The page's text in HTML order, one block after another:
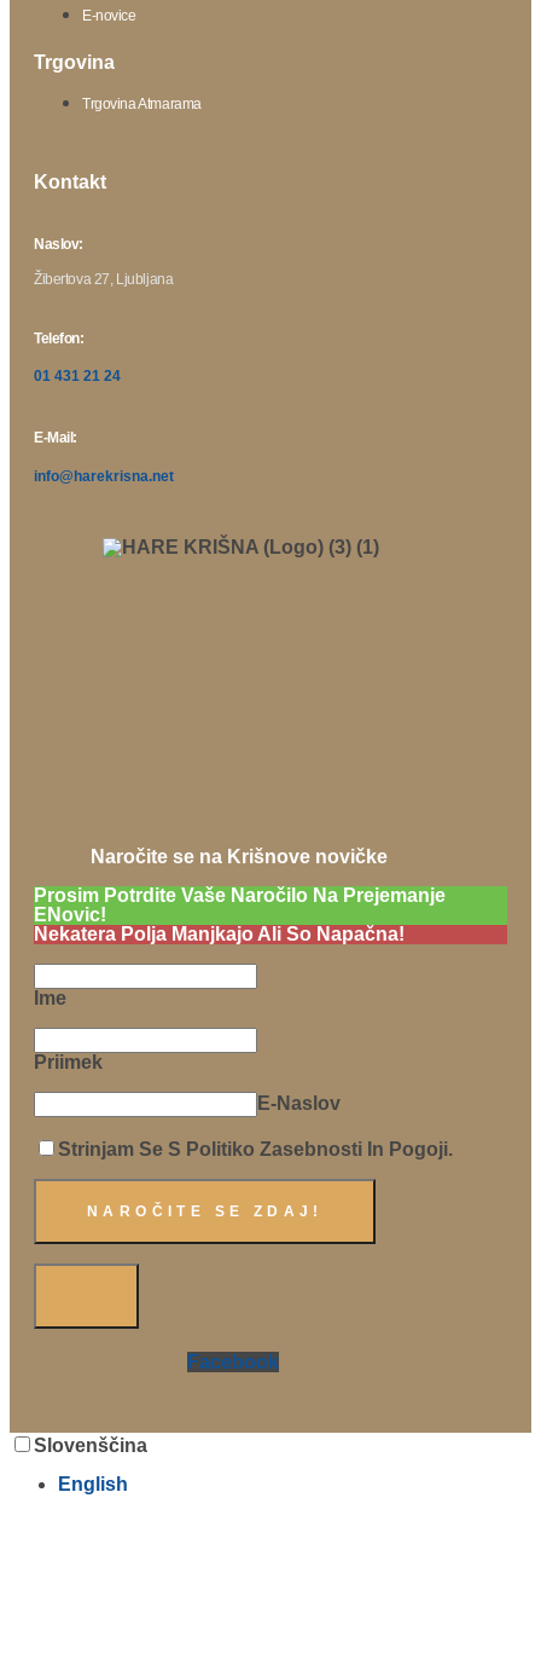
E-novice
Trgovina
Trgovina Atmarama
Kontakt
Naslov:
Žibertova 27, Ljubljana
Telefon:
01 431 21 24
E-Mail:
info@harekrisna.net
Naročite se na Krišnove novičke
Prosim Potrdite Vaše Naročilo Na Prejemanje
ENovic!
Nekatera Polja Manjkajo Ali So Napačna!
Ime
Priimek
E-Naslov
Strinjam Se S Politiko Zasebnosti In Pogoji.
Facebook
Slovenščina
English